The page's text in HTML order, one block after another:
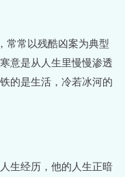
常常以残酷凶案为典型
意是从人生里慢慢渗透
的是生活，冷若冰河的
生经历，他的人生正暗